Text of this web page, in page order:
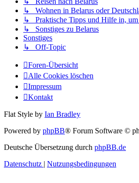
↳ Wohnen in Belarus oder
↳ Praktische Tipps und Hilfe in, um
↳ Sonstiges zu Belarus
Sonstiges
↳ Off-Topic
Foren-Übersicht
Alle Cookies löschen
Impressum
Kontakt
Flat Style by Ian Bradley
Powered by phpBB® Forum Software ©
Deutsche Übersetzung durch phpBB.de
Datenschutz | Nutzungsbedingungen